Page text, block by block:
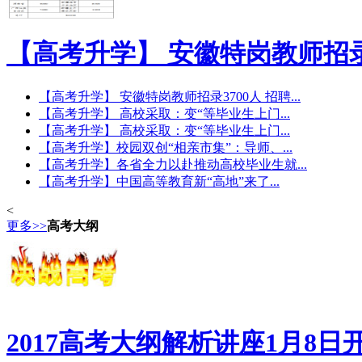
【高考升学】 安徽特岗教师招
【高考升学】 安徽特岗教师招录3700人 招聘...
【高考升学】 高校采取：变“等毕业生上门...
【高考升学】 高校采取：变“等毕业生上门...
【高考升学】校园双创“相亲市集”：导师、...
【高考升学】各省全力以赴推动高校毕业生就...
【高考升学】中国高等教育新“高地”来了...
<
更多>>高考大纲
2017高考大纲解析讲座1月8日